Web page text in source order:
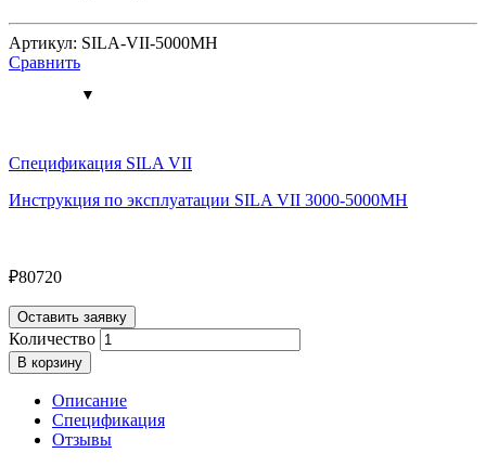
Артикул: SILA-VII-5000MH
Сравнить
Спецификация SILA VII
Инструкция по эксплуатации SILA VII 3000-5000MH
₽80720
Оставить заявку
Количество
В корзину
Описание
Спецификация
Отзывы